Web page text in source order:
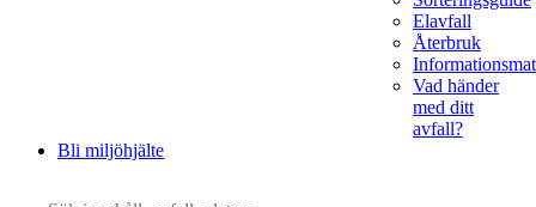
Elavfall
Återbruk
Vad händer
med ditt
avfall?
Bli miljöhjälte